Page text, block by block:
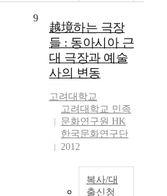
9
越境하는 극장
들 : 동아시아 근
대 극장과 예술
사의 변동
고려대학교
고려대학교 민족
문화연구원 HK
한국문화연구단
2012
복사/대
출신청